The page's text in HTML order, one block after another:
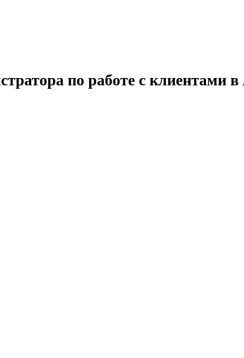
по работе с клиентами